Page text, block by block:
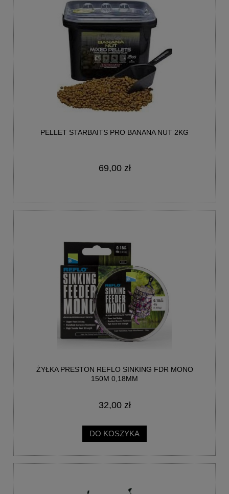
PELLET STARBAITS PRO BANANA NUT 2KG
69,00 zł
ŻYŁKA PRESTON REFLO SINKING FDR MONO
150M 0,18MM
32,00 zł
DO KOSZYKA